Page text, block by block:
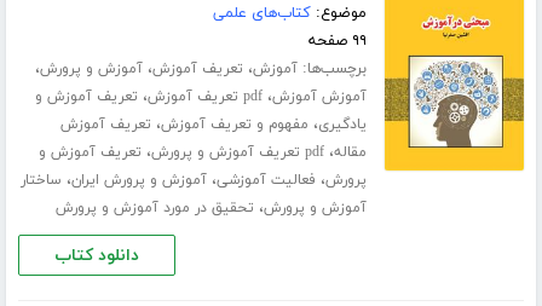
موضوع:کتاب‌های علمی
۹۹ صفحه
برچسب‌ها:آموزش، تعریف آموزش،آموزش و پرورش،
آموزش آموزش،pdf تعریف آموزش ، تعریف آموزش و
یادگیری، مفهوم و تعریف آموزش، تعریف آموزش
مقاله،pdf تعریف آموزش و پرورش ، تعریف آموزش و
پرورش، فعالیت آموزشی،آموزش و پرورش ایران، ساختار
آموزش و پرورش، تحقیق در مورد آموزش و پرورش
دانلود کتاب